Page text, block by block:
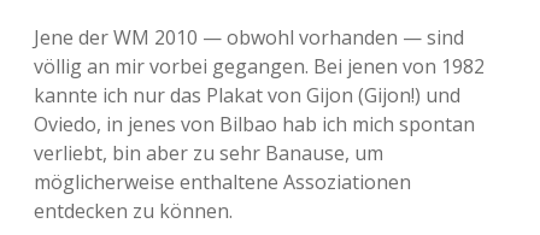
Jene der WM 2010 — obwohl vorhanden — sind
völlig an mir vorbei gegangen. Bei jenen von 1982
kannte ich nur das Plakat von Gijon (Gijon!) und
Oviedo, in jenes von Bilbao hab ich mich spontan
verliebt, bin aber zu sehr Banause, um
möglicherweise enthaltene Assoziationen
entdecken zu können.